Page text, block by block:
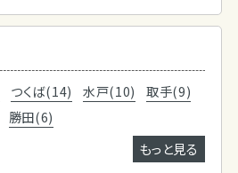
つくば(14) 水戸(10)
取手(9)
勝田(6)
もっと見る